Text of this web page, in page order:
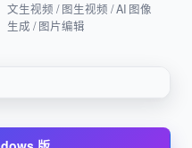
文生视频 / 图生视频 / AI 图像
生成 / 图片编辑